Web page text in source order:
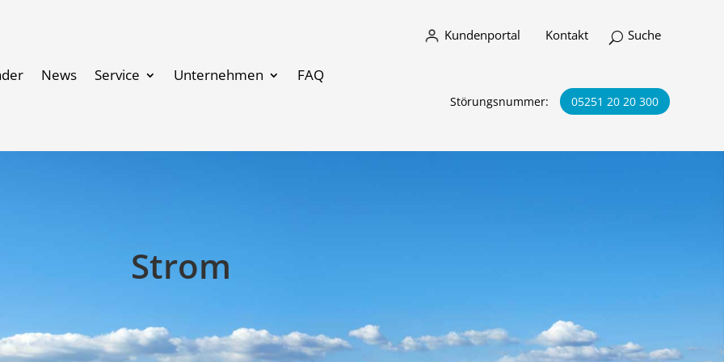
News Service Unternehmen FAQ
Kundenportal Kontakt
Störungsnummer: 05251 20 20 300
Strom